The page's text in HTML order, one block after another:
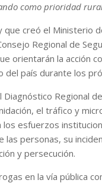
como prioridad
creó el Ministerio
Regional de
orientarán la acción
país durante los
Regional
el tráfico y
esfuerzos
personas, su
y persecución.
en la vía pública